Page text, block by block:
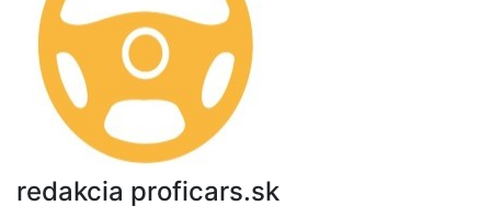
redakcia proficars.sk